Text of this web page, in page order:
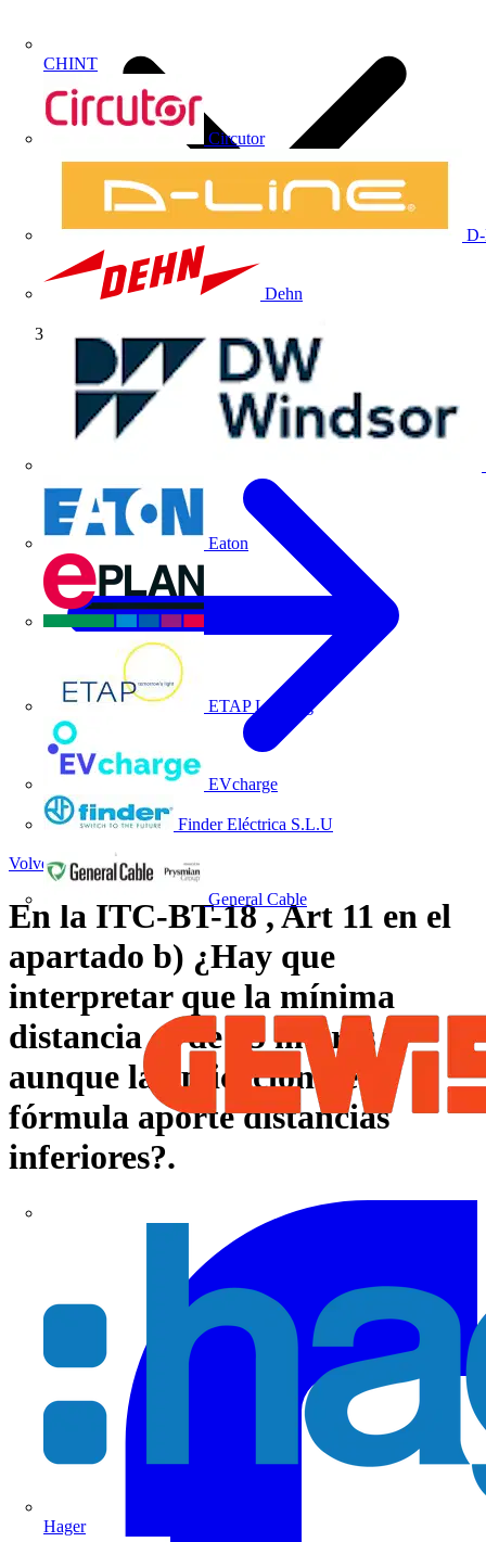
CHINT
Circutor
Dehn
Eaton
ETAP Lighting
EVcharge
Finder Eléctrica S.L.U
General Cable
Hager
Volver a Noticias
En la ITC-BT-18 , Art 11 en el
apartado b) ¿Hay que
interpretar que la mínima
distancia es de 15 metros
aunque la aplicación de la
fórmula aporte distancias
inferiores?.